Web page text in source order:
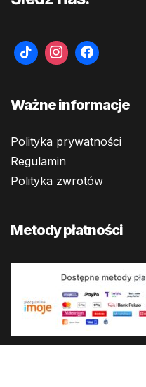
Ważne informacje
Polityka prywatności
Regulamin
Polityka zwrotów
Metody płatności